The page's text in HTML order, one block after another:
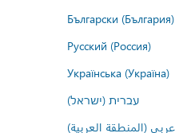
Български (България)
Русский (Россия)
Українська (Україна)
עברית (ישראל)
عربي (المنطقة العربية)